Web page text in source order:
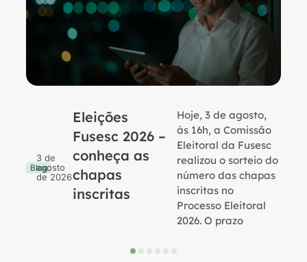
Blog
3 de
agosto
de 2026
Eleições
Fusesc 2026 –
conheça as
chapas
inscritas
Hoje, 3 de agosto,
às 16h, a Comissão
Eleitoral da Fusesc
realizou o sorteio do
número das chapas
inscritas no
Processo Eleitoral
2026. O prazo